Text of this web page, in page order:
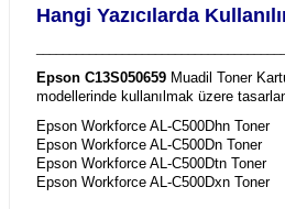
Hangi Yazıcılarda
Epson C13S050659 Muadil Toner
modellerinde kullanılmak üzere
Epson Workforce AL-C500Dhn Toner
Epson Workforce AL-C500Dn Toner
Epson Workforce AL-C500Dtn Toner
Epson Workforce AL-C500Dxn Toner